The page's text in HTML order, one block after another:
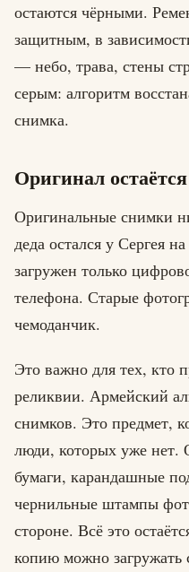
остаются чёрными.
защитным, в
— небо, трава, стены
серым: алгоритм
снимка.
Оригинал
Оригинальные снимки
деда остался у Сергея
загружен только
телефона. Старые
чемоданчик.
Это важно для тех, кто
реликвии. Армейский
снимков. Это предмет,
люди, которых уже нет.
бумаги, карандашные
чернильные штампы
стороне. Всё это
копию можно загружать